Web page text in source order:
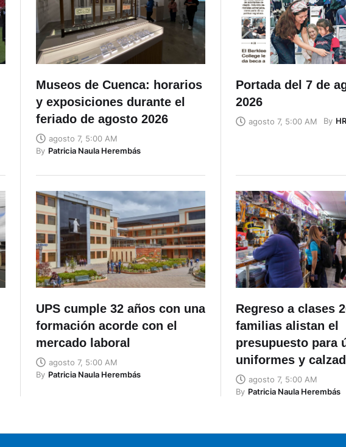
Museos de Cuenca: horarios
y exposiciones durante el
feriado de agosto 2026
agosto 7, 5:00 AM
By Patricia Naula Herembás
Portada del 7 de
2026
agosto 7, 5:00 AM By
UPS cumple 32 años con una
formación acorde con el
mercado laboral
agosto 7, 5:00 AM
By Patricia Naula Herembás
Regreso a clases
familias alistan el
presupuesto para
uniformes y
agosto 7, 5:00 AM
By Patricia Naula Herembás